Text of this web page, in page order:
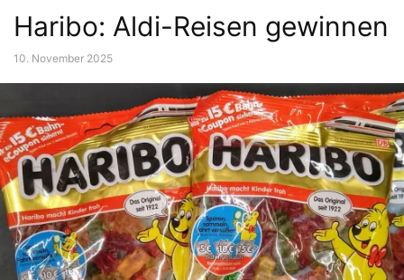
Haribo: Aldi-Reisen gewinnen
10. November 2025